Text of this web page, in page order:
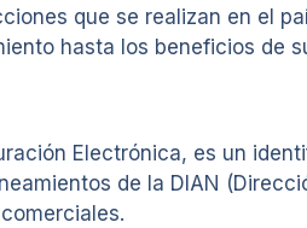
que se realizan en el
hasta los beneficios de
Electrónica, es un
de la DIAN